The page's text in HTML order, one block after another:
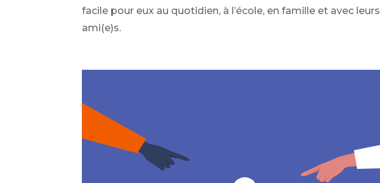
facile pour eux au quotidien, à l’école, en famille et avec leurs
ami(e)s.